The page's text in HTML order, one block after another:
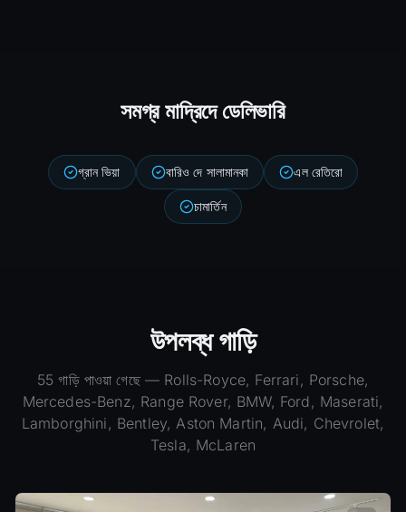
সমগ্র মাদ্রিদে ডেলিভারি
গ্রান ভিয়া বারিও দে সালামানকা এল রেতিরো
চামার্তিন
উপলব্ধ গাড়ি
55 গাড়ি পাওয়া গেছে— Rolls-Royce, Ferrari, Porsche,
Mercedes-Benz, Range Rover, BMW, Ford, Maserati,
Lamborghini, Bentley, Aston Martin, Audi, Chevrolet,
Tesla, McLaren